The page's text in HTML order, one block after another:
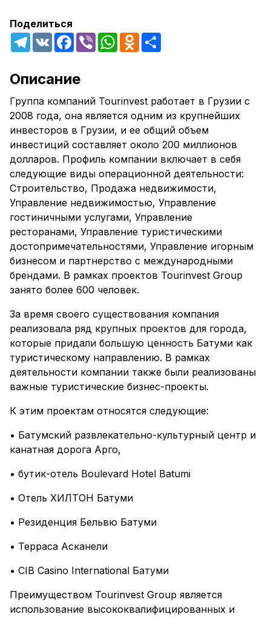
Поделиться
Telegram
VK Facebook
Viber WhatsAppOdnoklassniki
Описание
Группа компаний Tourinvest работает в Грузии с
2008 года, она является одним из крупнейших
инвесторов в Грузии, и ее общий объем
инвестиций составляет около 200 миллионов
долларов. Профиль компании включает в себя
следующие виды операционной деятельности:
Строительство, Продажа недвижимости,
Управление недвижимостью, Управление
гостиничными услугами, Управление
ресторанами, Управление туристическими
достопримечательностями, Управление игорным
бизнесом и партнерство с международными
брендами. В рамках проектов Tourinvest Group
занято более 600 человек.
За время своего существования компания
реализовала ряд крупных проектов для города,
которые придали большую ценность Батуми как
туристическому направлению. В рамках
деятельности компании также были реализованы
важные туристические бизнес-проекты.
К этим проектам относятся следующие:
• Батумский развлекательно-культурный центр и
канатная дорога Арго,
• бутик-отель Boulevard Hotel Batumi
• Отель ХИЛТОН Батуми
• Резиденция Бельвю Батуми
• Терраса Асканели
• CIB Casino International Батуми
Преимуществом Tourinvest Group является
использование высококвалифицированных и